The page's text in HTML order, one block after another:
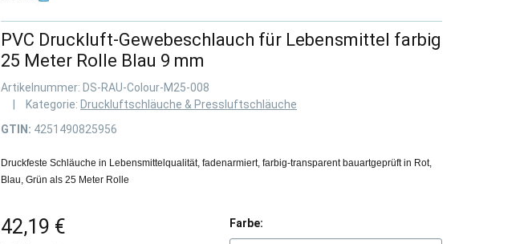
PVC Druckluft-Gewebeschlauch für Lebensmittel farbig
25 Meter Rolle Blau 9 mm
Artikelnummer: DS-RAU-Colour-M25-008
Kategorie: Druckluftschläuche & Pressluftschläuche
GTIN: 4251490825956
Druckfeste Schläuche in Lebensmittelqualität, fadenarmiert, farbig-transparent bauartgeprüft in Rot,
Blau, Grün als 25 Meter Rolle
42,19 € Farbe: